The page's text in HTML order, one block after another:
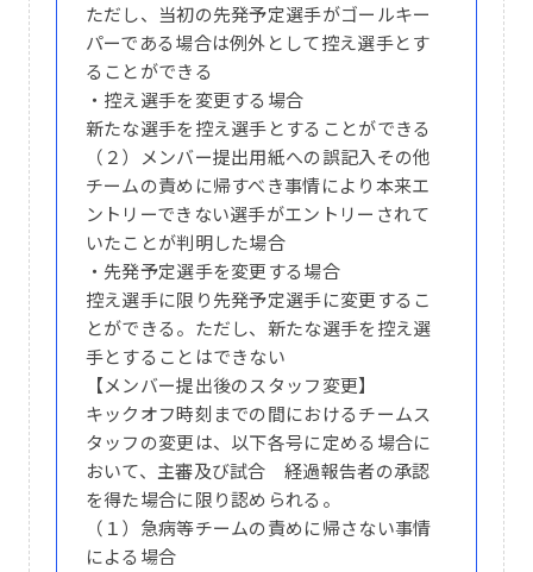
ただし、当初の先発予定選手がゴールキー
パーである場合は例外として控え選手とす
ることができる
・控え選手を変更する場合
新たな選手を控え選手とすることができる
（２）メンバー提出用紙への誤記入その他
チームの責めに帰すべき事情により本来エ
ントリーできない選手がエントリーされて
いたことが判明した場合
・先発予定選手を変更する場合
控え選手に限り先発予定選手に変更するこ
とができる。ただし、新たな選手を控え選
手とすることはできない
【メンバー提出後のスタッフ変更】
キックオフ時刻までの間におけるチームス
タッフの変更は、以下各号に定める場合に
おいて、主審及び試合 経過報告者の承認
を得た場合に限り認められる。
（１）急病等チームの責めに帰さない事情
による場合